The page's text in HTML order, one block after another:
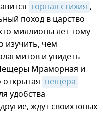
горная стихия ,
поход в царство
миллионы лет тому
изучить, чем
и увидеть
Мраморная и
открытая пещера
удобства
ждут своих юных